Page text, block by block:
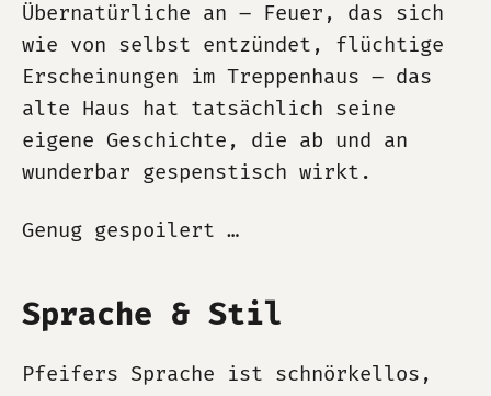
Übernatürliche an – Feuer, das sich
wie von selbst entzündet, flüchtige
Erscheinungen im Treppenhaus – das
alte Haus hat tatsächlich seine
eigene Geschichte, die ab und an
wunderbar gespenstisch wirkt.
Genug gespoilert …
Sprache & Stil
Pfeifers Sprache ist schnörkellos,